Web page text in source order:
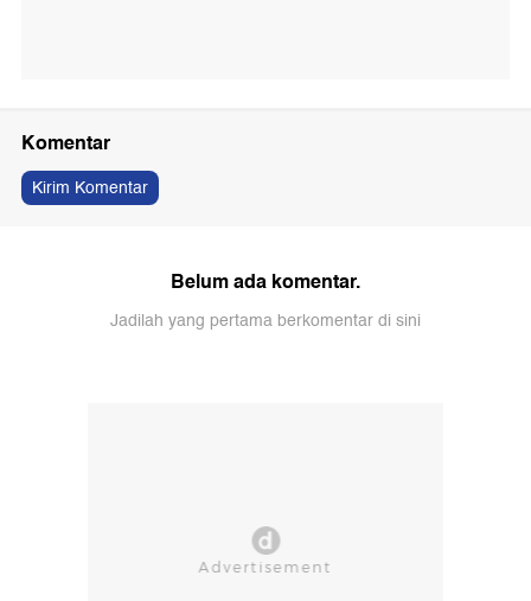
Komentar
Kirim Komentar
Belum ada komentar.
Jadilah yang pertama berkomentar di sini